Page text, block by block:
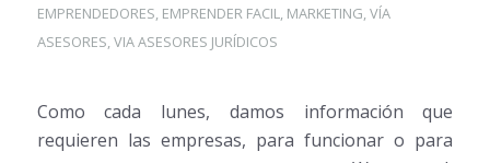
EMPRENDEDORES, EMPRENDER FACIL, MARKETING,VÍA
ASESORES,VIA ASESORES JURÍDICOS
Como cada lunes, damos información que
requieren las empresas, para funcionar o para